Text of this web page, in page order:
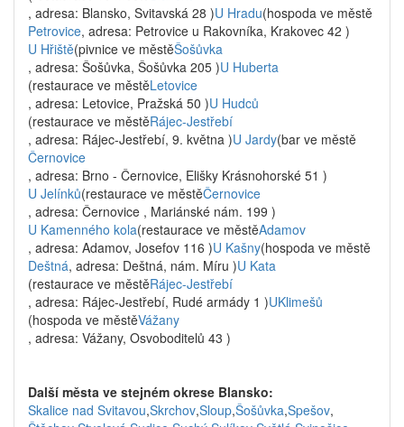
, adresa: Blansko, Svitavská 28 )U Hradu(hospoda ve městě
Petrovice, adresa: Petrovice u Rakovníka, Krakovec 42 )
U Hřiště(pivnice ve městěŠošůvka
, adresa: Šošůvka, Šošůvka 205 )U Huberta
(restaurace ve městěLetovice
, adresa: Letovice, Pražská 50 )U Hudců
(restaurace ve městěRájec-Jestřebí
, adresa: Rájec-Jestřebí, 9. května )U Jardy(bar ve městě
Černovice
, adresa: Brno - Černovice, Elišky Krásnohorské 51 )
U Jelínků(restaurace ve městěČernovice
, adresa: Černovice , Mariánské nám. 199 )
U Kamenného kola(restaurace ve městěAdamov
, adresa: Adamov, Josefov 116 )U Kašny(hospoda ve městě
Deštná, adresa: Deštná, nám. Míru )U Kata
(restaurace ve městěRájec-Jestřebí
, adresa: Rájec-Jestřebí, Rudé armády 1 )UKlimešů
(hospoda ve městěVážany
, adresa: Vážany, Osvoboditelů 43 )
Další města ve stejném okrese Blansko:
Skalice nad Svitavou,Skrchov,Sloup,Šošůvka,Spešov,